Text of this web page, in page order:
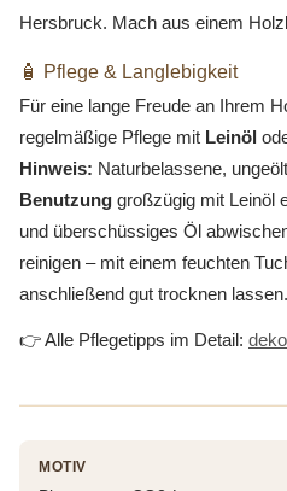
Hersbruck. Mach aus einem
🧴 Pflege & Langlebigkeit
Für eine lange Freude an Ihrem
regelmäßige Pflege mit Leinöl
Hinweis: Naturbelassene,
Benutzung großzügig mit Leinöl
und überschüssiges Öl
reinigen – mit einem feuchten
anschließend gut trocknen lassen.
👉 Alle Pflegetipps im Detail:
MOTIV